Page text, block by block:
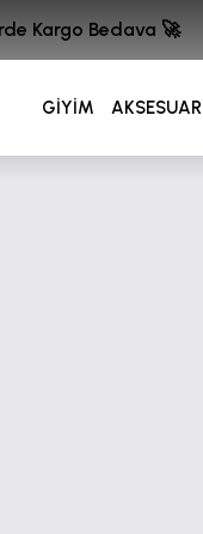
GİYİM AKSESUAR
Kargo Bedava 🚀